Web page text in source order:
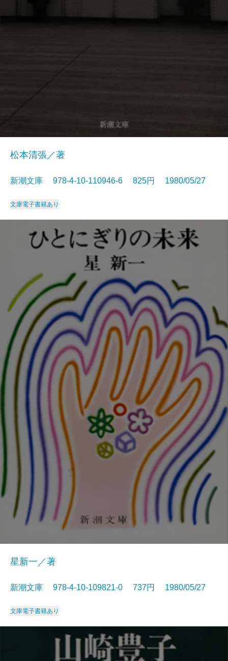
松本清張／著
新潮文庫 978-4-10-110946-6 825円 1980/05/27
文庫電子書籍あり
星新一／著
新潮文庫 978-4-10-109821-0 737円 1980/05/27
文庫電子書籍あり